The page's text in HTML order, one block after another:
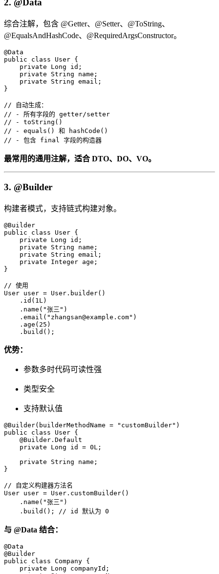
2. @Data
综合注解，包含 @Getter、@Setter、@ToString、
@EqualsAndHashCode、@RequiredArgsConstructor。
@Data
public class User {
private Long id;
private String name;
private String email;
}
// 自动生成：
// - 所有字段的 getter/setter
// - toString()
// - equals() 和 hashCode()
// - 包含 final 字段的构造器
最常用的通用注解，适合 DTO、DO、VO。
3. @Builder
构建者模式，支持链式构建对象。
@Builder
public class User {
private Long id;
private String name;
private String email;
private Integer age;
}
// 使用
User user = User.builder()
.id(1L)
.name("张三")
.email("zhangsan@example.com")
.age(25)
.build();
优势：
参数多时代码可读性强
类型安全
支持默认值
@Builder(builderMethodName = "customBuilder")
public class User {
@Builder.Default
private Long id = 0L;
private String name;
}
// 自定义构建器方法名
User user = User.customBuilder()
.name("张三")
.build(); // id 默认为 0
与 @Data 结合：
@Data
@Builder
public class Company {
private Long companyId;